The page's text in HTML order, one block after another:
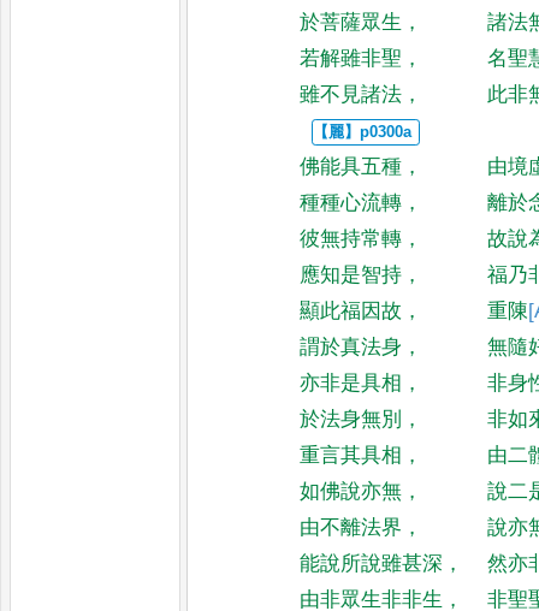
於菩薩眾生 ，
諸法
若解雖非聖 ，
名聖
雖不見諸法 ， 此非
佛能具五種 ，
由境
種種心流轉 ，
離於
彼無持常轉 ，
故說
應知是智持 ，
福乃
顯此福因故 ， 重陳
謂於真法身 ，
無隨
亦非是具相 ，
非身
於法身無別 ，
非如
重言其具相 ，
由二
如佛說亦無 ，
說二
由不離法界 ，
說亦
能說所說雖甚深 ，
然亦
由非眾生非非生 ，
非聖